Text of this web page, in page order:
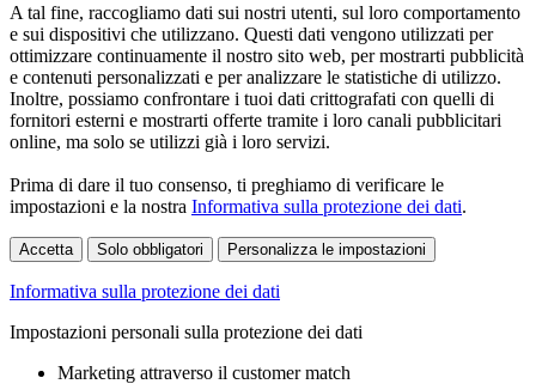
A tal fine, raccogliamo dati sui nostri utenti, sul loro comportamento
e sui dispositivi che utilizzano. Questi dati vengono utilizzati per
ottimizzare continuamente il nostro sito web, per mostrarti pubblicità
e contenuti personalizzati e per analizzare le statistiche di utilizzo.
Inoltre, possiamo confrontare i tuoi dati crittografati con quelli di
fornitori esterni e mostrarti offerte tramite i loro canali pubblicitari
online, ma solo se utilizzi già i loro servizi.
Prima di dare il tuo consenso, ti preghiamo di verificare le
impostazioni e la nostra Informativa sulla protezione dei dati.
Accetta Solo obbligatori Personalizza le impostazioni
Informativa sulla protezione dei dati
Impostazioni personali sulla protezione dei dati
Marketing attraverso il customer match